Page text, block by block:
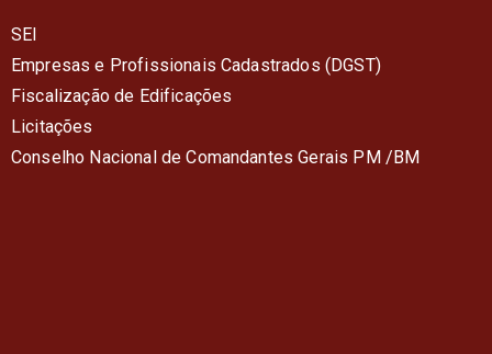
SEI
Empresas e Profissionais Cadastrados (DGST)
Fiscalização de Edificações
Licitações
Conselho Nacional de Comandantes Gerais PM /BM